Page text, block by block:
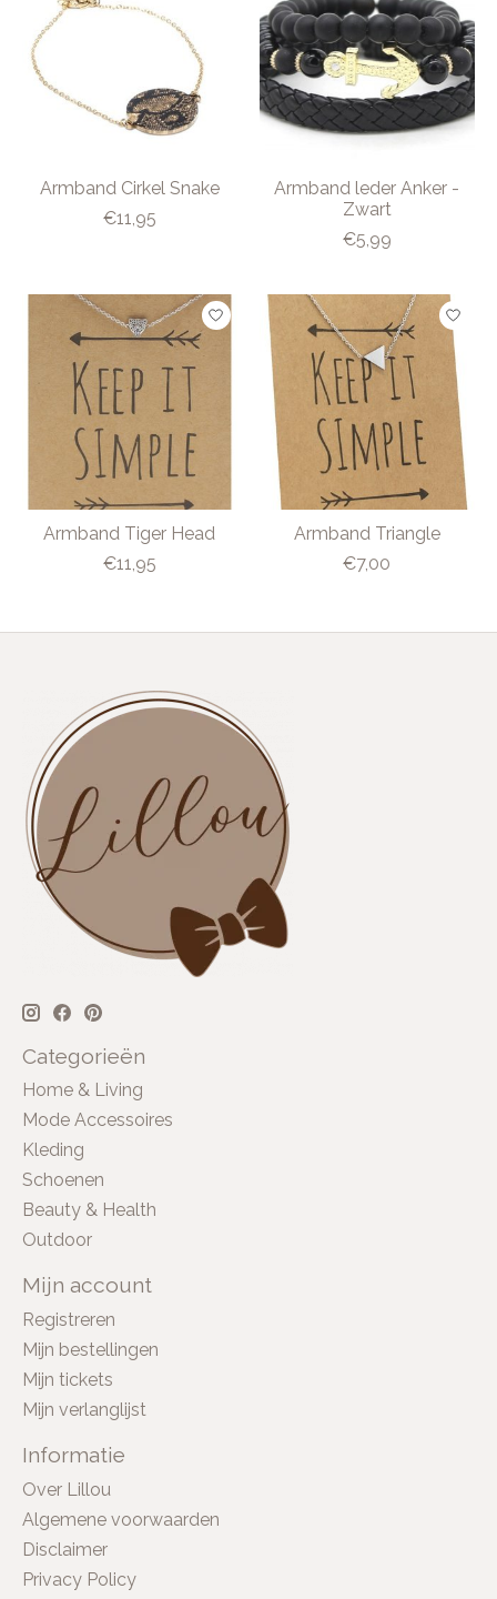
Armband Cirkel Snake
€11,95
Armband leder Anker -
Zwart
€5,99
Armband Tiger Head
€11,95
Armband Triangle
€7,00
Categorieën
Home & Living
Mode Accessoires
Kleding
Schoenen
Beauty & Health
Outdoor
Mijn account
Registreren
Mijn bestellingen
Mijn tickets
Mijn verlanglijst
Informatie
Over Lillou
Algemene voorwaarden
Disclaimer
Privacy Policy